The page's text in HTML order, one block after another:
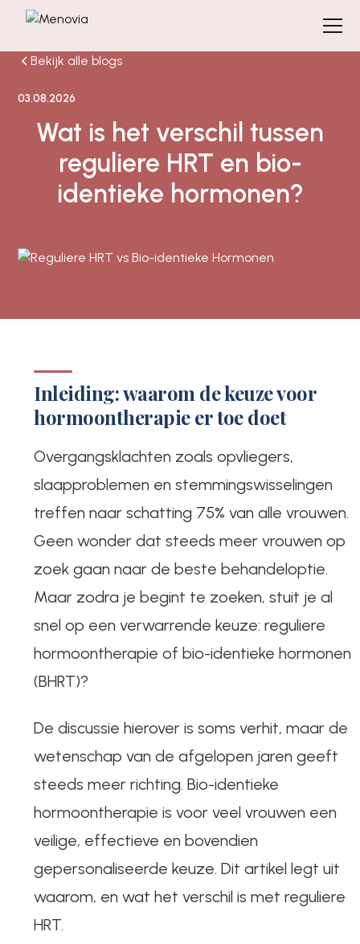
Bekijk alle blogs
03.08.2026
Wat is het verschil tussen
reguliere HRT en bio-
identieke hormonen?
Inleiding: waarom de keuze voor
hormoontherapie er toe doet
Overgangsklachten zoals opvliegers,
slaapproblemen en stemmingswisselingen
treffen naar schatting 75% van alle vrouwen.
Geen wonder dat steeds meer vrouwen op
zoek gaan naar de beste behandeloptie.
Maar zodra je begint te zoeken, stuit je al
snel op een verwarrende keuze: reguliere
hormoontherapie of bio-identieke hormonen
(BHRT)?
De discussie hierover is soms verhit, maar de
wetenschap van de afgelopen jaren geeft
steeds meer richting. Bio-identieke
hormoontherapie is voor veel vrouwen een
veilige, effectieve en bovendien
gepersonaliseerde keuze. Dit artikel legt uit
waarom, en wat het verschil is met reguliere
HRT.